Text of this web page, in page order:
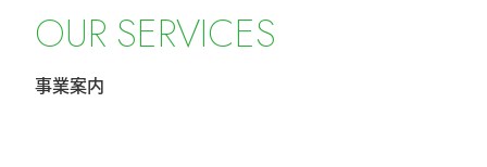
せ
2026.2.20
OUR SERVICES
事業案内